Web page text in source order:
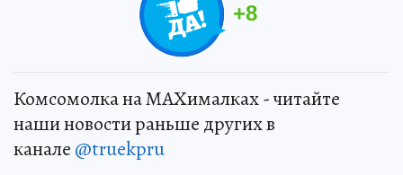
+8
Комсомолка на MAXималках - читайте
наши новости раньше других в
канале @truekpru